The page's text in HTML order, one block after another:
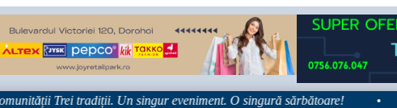
Trei tradiții. Un singur eveniment. O singură sărbătoare! •